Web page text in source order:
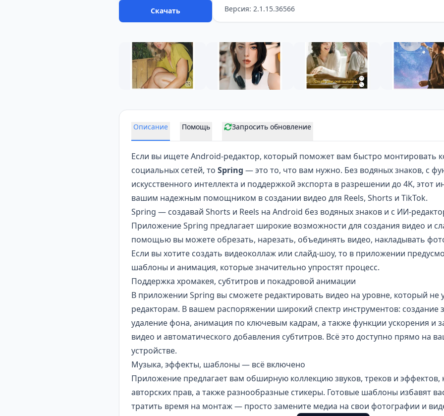
Скачать
Версия: 2.1.15.36566
Описание Помощь Запросить обновление
Если вы ищете Android-редактор, который поможет вам быстро монтировать
социальных сетей, то Spring — это то, что вам нужно. Без водяных знаков, с
искусственного интеллекта и поддержкой экспорта в разрешении до 4K, этот
вашим надежным помощником в создании видео для Reels, Shorts и TikTok.
Spring — создавай Shorts и Reels на Android без водяных знаков и с ИИ-
Приложение Spring предлагает широкие возможности для создания видео и
помощью вы можете обрезать, нарезать, объединять видео, накладывать
Если вы хотите создать видеоколлаж или слайд-шоу, то в приложении
шаблоны и анимация, которые значительно упростят процесс.
Поддержка хромакея, субтитров и покадровой анимации
В приложении Spring вы сможете редактировать видео на уровне, который не
редакторам. В вашем распоряжении широкий спектр инструментов: создание
удаление фона, анимация по ключевым кадрам, а также функции ускорения и
видео и автоматического добавления субтитров. Всё это доступно прямо на
устройстве.
Музыка, эффекты, шаблоны — всё включено
Приложение предлагает вам обширную коллекцию звуков, треков и
авторских прав, а также разнообразные стикеры. Готовые шаблоны избавят
тратить время на монтаж — просто замените медиа на свои фотографии и